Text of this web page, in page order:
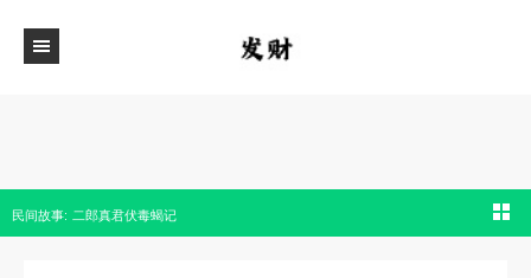
民间故事: 二郎真君伏毒蝎记